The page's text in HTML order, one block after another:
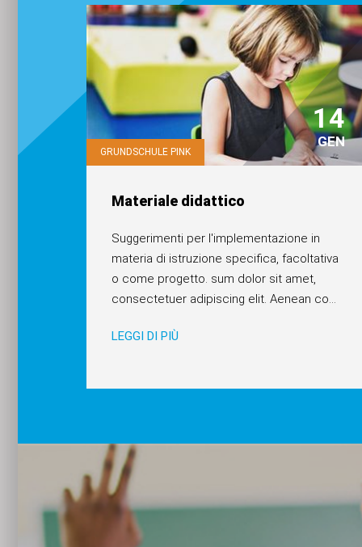
14
GEN
GRUNDSCHULE PINK
Materiale didattico
Suggerimenti per l'implementazione in
materia di istruzione specifica, facoltativa
o come progetto. sum dolor sit amet,
consectetuer adipiscing elit. Aenean co
LEGGI DI PIÙ